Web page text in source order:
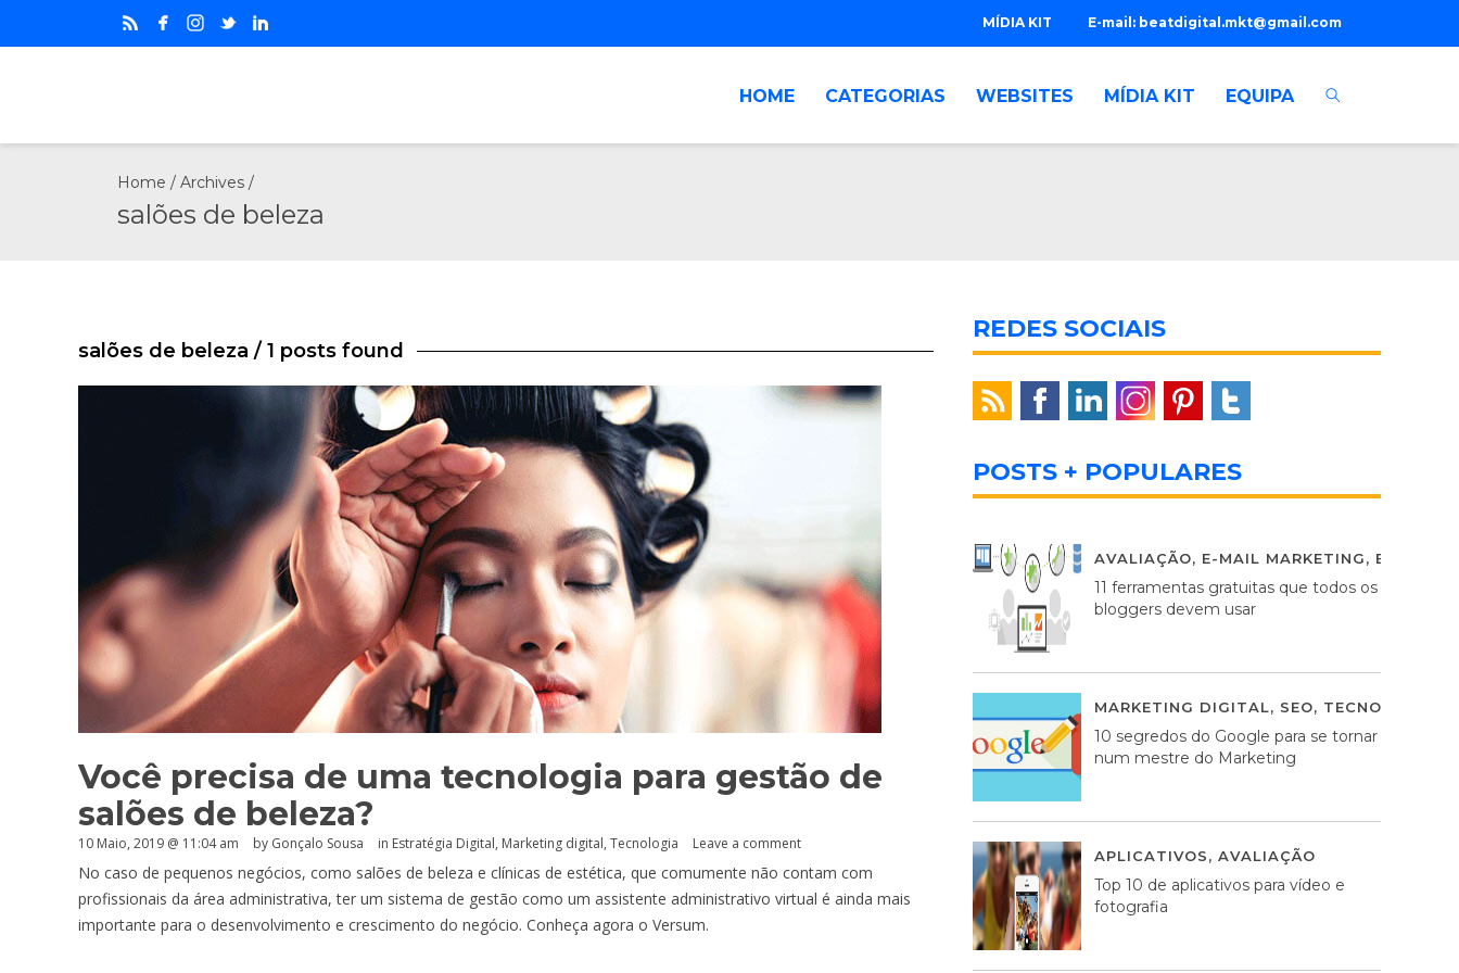
E-mail: beatdigital.mkt@gmail.com
MÍDIA KIT
HOME CATEGORIAS WEBSITES MÍDIA KIT EQUIPA
Home / Archives /
salões de beleza
salões de beleza / 1 posts found
Você precisa de uma tecnologia para gestão de
salões de beleza?
10 Maio, 2019 @ 11:04 am by Gonçalo Sousa in Estratégia Digital, Marketing digital, Tecnologia Leave a comment
No caso de pequenos negócios, como salões de beleza e clínicas de estética, que comumente não contam com
profissionais da área administrativa, ter um sistema de gestão como um assistente administrativo virtual é ainda mais
importante para o desenvolvimento e crescimento do negócio. Conheça agora o Versum.
REDES SOCIAIS
POSTS + POPULARES
AVALIAÇÃO, E-MAIL MARKETING,
11 ferramentas gratuitas que todos os
bloggers devem usar
MARKETING DIGITAL, SEO, TECNOLOGIA
10 segredos do Google para se tornar
num mestre do Marketing
APLICATIVOS, AVALIAÇÃO
Top 10 de aplicativos para vídeo e
fotografia